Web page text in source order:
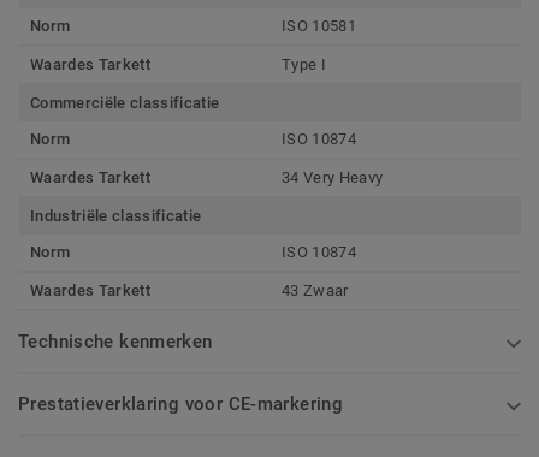
Norm
ISO 10581
Waardes Tarkett Type I
Commerciële classificatie
Norm
ISO 10874
Waardes Tarkett 34 Very Heavy
Industriële classificatie
Norm
ISO 10874
Waardes Tarkett 43 Zwaar
Technische kenmerken
Prestatieverklaring voor CE-markering